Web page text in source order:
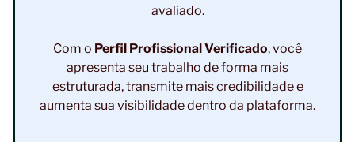
avaliado.
Com o Perfil Profissional Verificado, você
apresenta seu trabalho de forma mais
estruturada, transmite mais credibilidade e
aumenta sua visibilidade dentro da plataforma.